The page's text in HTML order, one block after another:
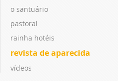
o santuário
pastoral
rainha hotéis
revista de aparecida
vídeos